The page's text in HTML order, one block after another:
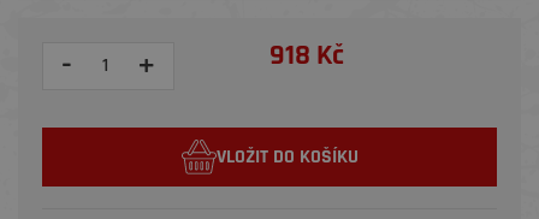
- + 918 Kč
VLOŽIT DO KOŠÍKU